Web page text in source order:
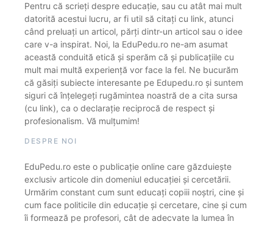
Pentru că scrieți despre educație, sau cu atât mai mult
datorită acestui lucru, ar fi util să citați cu link, atunci
când preluați un articol, părți dintr-un articol sau o idee
care v-a inspirat. Noi, la EduPedu.ro ne-am asumat
această conduită etică și sperăm că și publicațiile cu
mult mai multă experiență vor face la fel. Ne bucurăm
că găsiți subiecte interesante pe Edupedu.ro și suntem
siguri că înțelegeți rugămintea noastră de a cita sursa
(cu link), ca o declarație reciprocă de respect și
profesionalism. Vă mulțumim!
DESPRE NOI
EduPedu.ro este o publicație online care găzduiește
exclusiv articole din domeniul educației și cercetării.
Urmărim constant cum sunt educați copiii noștri, cine și
cum face politicile din educație și cercetare, cine și cum
îi formează pe profesori, cât de adecvate la lumea în